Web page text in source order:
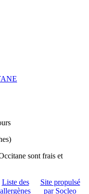
sont frais et
Liste des
allergènes
Site propulsé
par Socleo